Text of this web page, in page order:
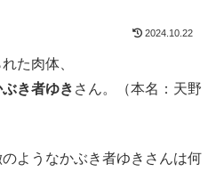
2024.10.22
た肉体、
き者ゆき さん。（本名：天野
ようなかぶき者ゆきさんは何